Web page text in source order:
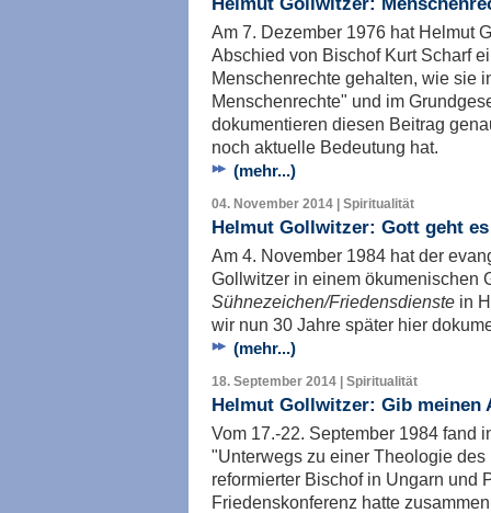
Am 7. Dezember 1976 hat Helmut
Abschied von Bischof Kurt Scharf
Menschenrechte gehalten, wie sie
Menschenrechte" und im
dokumentieren diesen Beitrag
noch aktuelle Bedeutung hat.
(mehr...)
04. November 2014 | Spiritualität
Helmut Gollwitzer: Gott geht
Am 4. November 1984 hat der
Gollwitzer in einem ökumenischen
Sühnezeichen/Friedensdienste in
wir nun 30 Jahre später hier
(mehr...)
18. September 2014 | Spiritualität
Helmut Gollwitzer: Gib meinen
Vom 17.-22. September 1984 fand
"Unterwegs zu einer Theologie
reformierter Bischof in Ungarn und
Friedenskonferenz hatte